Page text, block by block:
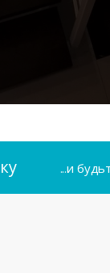
...и